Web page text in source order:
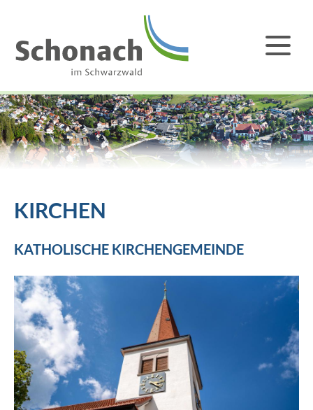
KIRCHEN
KATHOLISCHE KIRCHENGEMEINDE